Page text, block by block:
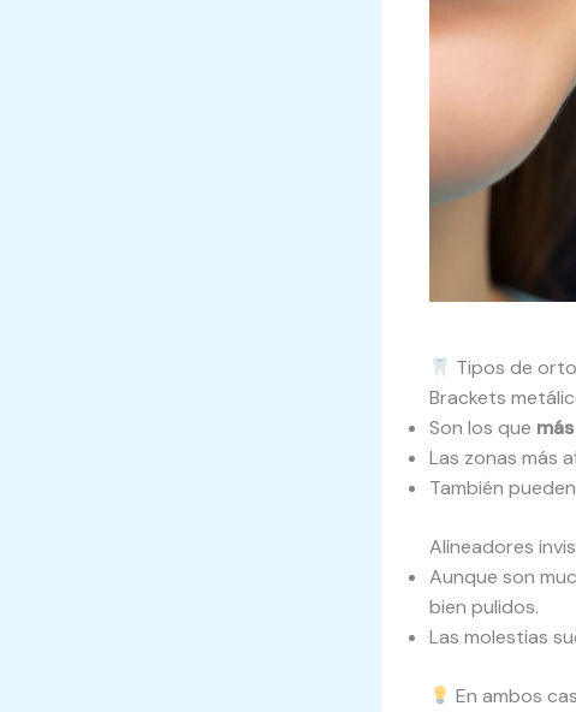
Tipos de
Brackets
Son los que
Las zonas más
También
Alineadores
Aunque son
bien pulidos.
Las molestias
En ambos